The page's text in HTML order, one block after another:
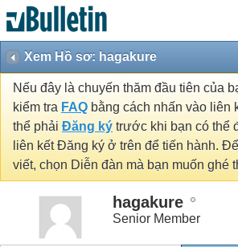
Xem Hồ sơ: hagakure
Nếu đây là chuyến thăm đầu tiên của
kiểm tra FAQ bằng cách nhấn vào liên
thể phải Đăng ký trước khi bạn có thể
liên kết Đăng ký ở trên để tiến hành.
viết, chọn Diễn đàn mà bạn muốn ghé
hagakure
Senior Member